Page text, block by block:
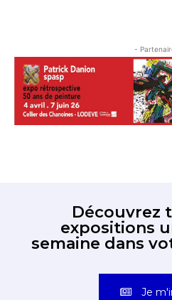
Adresse email*
Nom
J'accepte les termes et
-
Découvrez
expositions
semaine dans
Je